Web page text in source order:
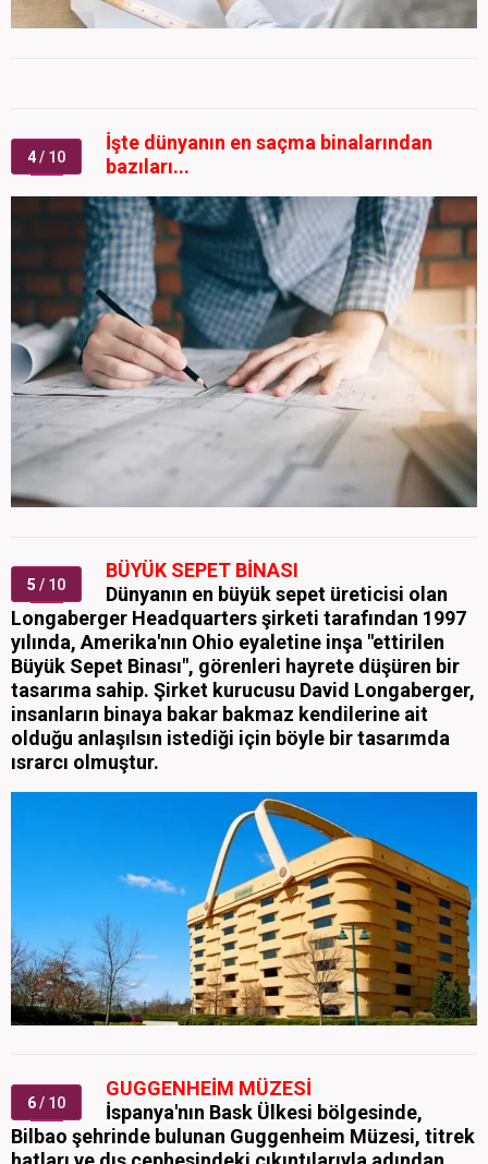
4/ 10
İşte dünyanın en saçma binalarından
bazıları...
5 / 10
BÜYÜK SEPET BİNASI
Dünyanın en büyük sepet üreticisi olan
Longaberger Headquarters şirketi tarafından 1997
yılında, Amerika'nın Ohio eyaletine inşa "ettirilen
Büyük Sepet Binası", görenleri hayrete düşüren bir
tasarıma sahip. Şirket kurucusu David Longaberger,
insanların binaya bakar bakmaz kendilerine ait
olduğu anlaşılsın istediği için böyle bir tasarımda
ısrarcı olmuştur.
6/ 10
GUGGENHEİM MÜZESİ
İspanya'nın Bask Ülkesi bölgesinde,
Bilbao şehrinde bulunan Guggenheim Müzesi, titrek